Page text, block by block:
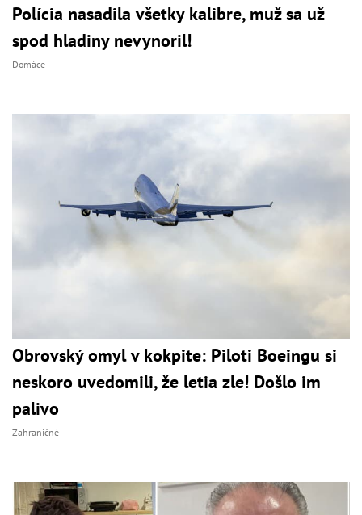
Polícia nasadila všetky kalibre, muž sa už
spod hladiny nevynoril!
Domáce
Obrovský omyl v kokpite: Piloti Boeingu si
neskoro uvedomili, že letia zle! Došlo im
palivo
Zahraničné